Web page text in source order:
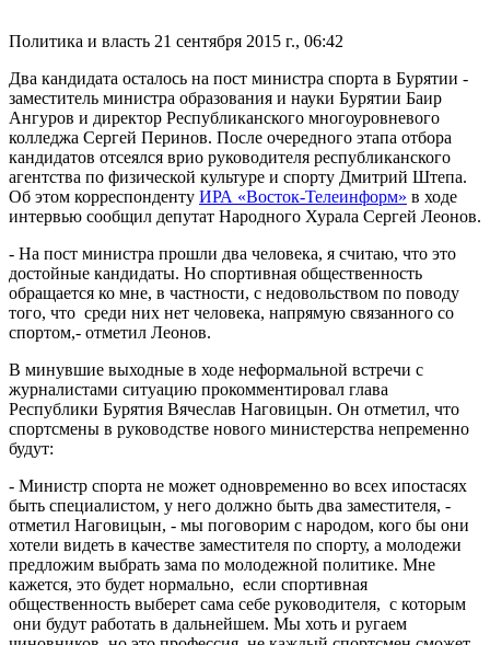
Политика и власть 21 сентября 2015 г., 06:42
Два кандидата осталось на пост министра спорта в Бурятии -
заместитель министра образования и науки Бурятии Баир
Ангуров и директор Республиканского многоуровневого
колледжа Сергей Перинов. После очередного этапа отбора
кандидатов отсеялся врио руководителя республиканского
агентства по физической культуре и спорту Дмитрий Штепа.
Об этом корреспонденту ИРА «Восток-Телеинформ» в ходе
интервью сообщил депутат Народного Хурала Сергей Леонов.
- На пост министра прошли два человека, я считаю, что это
достойные кандидаты. Но спортивная общественность
обращается ко мне, в частности, с недовольством по поводу
того, что среди них нет человека, напрямую связанного со
спортом,- отметил Леонов.
В минувшие выходные в ходе неформальной встречи с
журналистами ситуацию прокомментировал глава
Республики Бурятия Вячеслав Наговицын. Он отметил, что
спортсмены в руководстве нового министерства непременно
будут:
- Министр спорта не может одновременно во всех ипостасях
быть специалистом, у него должно быть два заместителя, -
отметил Наговицын, - мы поговорим с народом, кого бы они
хотели видеть в качестве заместителя по спорту, а молодежи
предложим выбрать зама по молодежной политике. Мне
кажется, это будет нормально, если спортивная
общественность выберет сама себе руководителя, с которым
они будут работать в дальнейшем. Мы хоть и ругаем